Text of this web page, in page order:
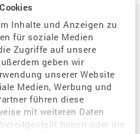
Inhalte und Anzeigen zu
für soziale Medien
Zugriffe auf unsere
geben wir
unserer Website
Medien, Werbung und
führen diese
mit weiteren Daten
haben oder die
mir helfen?
für eine Schwangerschaft?
zu werden?